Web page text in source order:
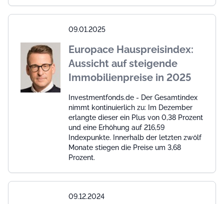
09.01.2025
Europace Hauspreisindex:
Aussicht auf steigende
Immobilienpreise in 2025
Investmentfonds.de - Der Gesamtindex
nimmt kontinuierlich zu: Im Dezember
erlangte dieser ein Plus von 0,38 Prozent
und eine Erhöhung auf 216,59
Indexpunkte. Innerhalb der letzten zwölf
Monate stiegen die Preise um 3,68
Prozent.
09.12.2024